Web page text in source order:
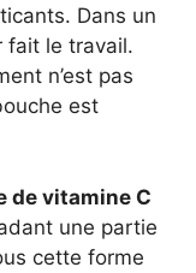
Dans un
fait le travail.
n’est pas
est
de vitamine C
une partie
cette forme